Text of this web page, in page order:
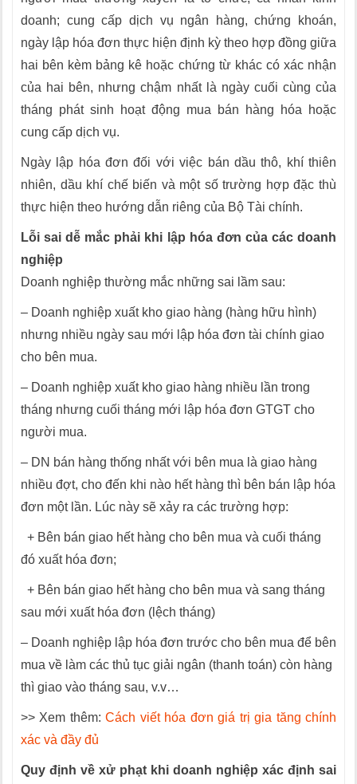
doanh; cung cấp dịch vụ ngân hàng, chứng khoán,
ngày lập hóa đơn thực hiện định kỳ theo hợp đồng giữa
hai bên kèm bảng kê hoặc chứng từ khác có xác nhận
của hai bên, nhưng chậm nhất là ngày cuối cùng của
tháng phát sinh hoạt động mua bán hàng hóa hoặc
cung cấp dịch vụ.
Ngày lập hóa đơn đối với việc bán dầu thô, khí thiên
nhiên, dầu khí chế biến và một số trường hợp đặc thù
thực hiện theo hướng dẫn riêng của Bộ Tài chính.
Lỗi sai dễ mắc phải khi lập hóa đơn của các doanh
nghiệp
Doanh nghiệp thường mắc những sai lầm sau:
– Doanh nghiệp xuất kho giao hàng (hàng hữu hình)
nhưng nhiều ngày sau mới lập hóa đơn tài chính giao
cho bên mua.
– Doanh nghiệp xuất kho giao hàng nhiều lần trong
tháng nhưng cuối tháng mới lập hóa đơn GTGT cho
người mua.
– DN bán hàng thống nhất với bên mua là giao hàng
nhiều đợt, cho đến khi nào hết hàng thì bên bán lập hóa
đơn một lần. Lúc này sẽ xảy ra các trường hợp:
+ Bên bán giao hết hàng cho bên mua và cuối tháng
đó xuất hóa đơn;
+ Bên bán giao hết hàng cho bên mua và sang tháng
sau mới xuất hóa đơn (lệch tháng)
– Doanh nghiệp lập hóa đơn trước cho bên mua để bên
mua về làm các thủ tục giải ngân (thanh toán) còn hàng
thì giao vào tháng sau, v.v…
>> Xem thêm:Cách viết hóa đơn giá trị gia tăng chính
xác và đầy đủ
Quy định về xử phạt khi doanh nghiệp xác định sai